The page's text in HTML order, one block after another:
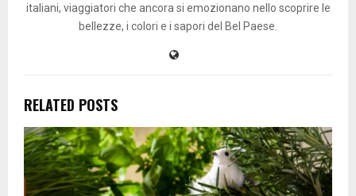
italiani, viaggiatori che ancora si emozionano nello scoprire le
bellezze, i colori e i sapori del Bel Paese.
RELATED POSTS